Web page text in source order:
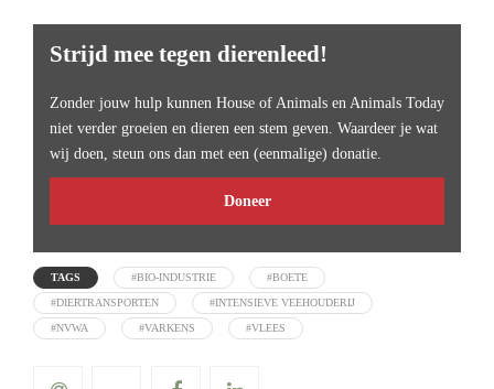
Strijd mee tegen dierenleed!
Zonder jouw hulp kunnen House of Animals en Animals Today
niet verder groeien en dieren een stem geven. Waardeer je wat
wij doen, steun ons dan met een (eenmalige) donatie.
Doneer
TAGS #BIO-INDUSTRIE #BOETE
#DIERTRANSPORTEN #INTENSIEVE VEEHOUDERIJ
#NVWA #VARKENS #VLEES